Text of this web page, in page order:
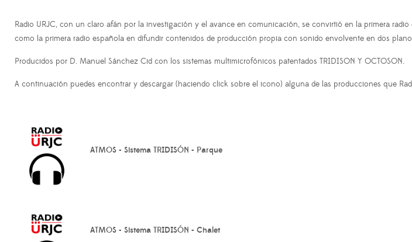
Radio URJC, con un claro afán por la investigación y el avance en comunicación, se convirtió en la primera
como la primera radio española en difundir contenidos de producción propia con sonido envolvente en dos
Producidos por D. Manuel Sánchez Cid con los sistemas multimicrofónicos patentados TRIDISON Y OCTOSON.
A continuación puedes encontrar y descargar (haciendo click sobre el icono) alguna de las producciones que
ATMOS - Sistema TRIDISÓN - Parque
ATMOS - Sistema TRIDISÓN - Chalet